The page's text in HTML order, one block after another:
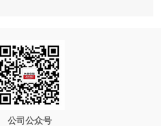
公司公众号